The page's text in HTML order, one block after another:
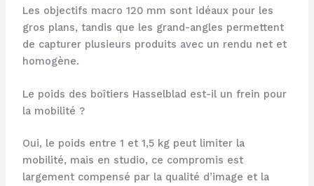
Les objectifs macro 120 mm sont idéaux pour les
gros plans, tandis que les grand-angles permettent
de capturer plusieurs produits avec un rendu net et
homogène.
Le poids des boîtiers Hasselblad est-il un frein pour
la mobilité ?
Oui, le poids entre 1 et 1,5 kg peut limiter la
mobilité, mais en studio, ce compromis est
largement compensé par la qualité d’image et la